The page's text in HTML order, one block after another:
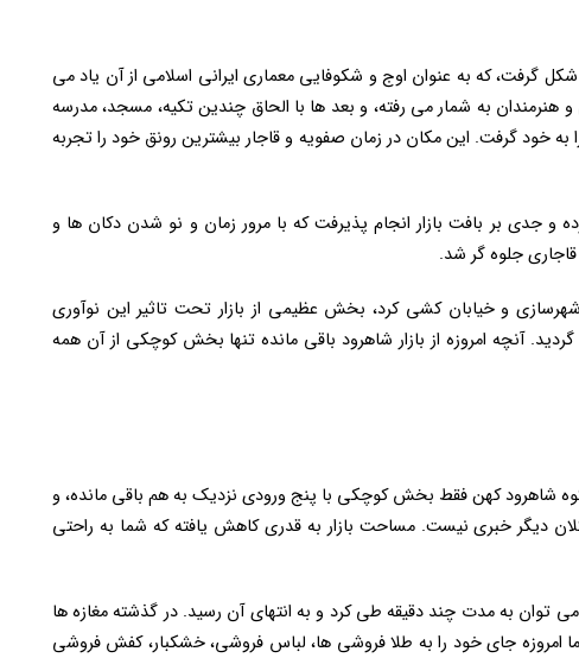
گرفت، که به عنوان اوج و شکوفایی معماری ایرانی اسلامی از آن یاد می
به شمار می رفته، و بعد ها با الحاق چندین تکیه، مسجد، مدرسه
به خود گرفت. این مکان در زمان صفویه و قاجار بیشترین رونق خود را تجربه
و جدی بر بافت بازار انجام پذیرفت که با مرور زمان و نو شدن دکان ها و
جلوه گر شد.
و خیابان کشی کرد، بخش عظیمی از بازار تحت تاثیر این نوآوری
آنچه امروزه از بازار شاهرود باقی مانده تنها بخش کوچکی از آن همه
شاهرود کهن فقط بخش کوچکی با پنج ورودی نزدیک به هم باقی مانده، و
دیگر خبری نیست. مساحت بازار به قدری کاهش یافته که شما به راحتی
می توان به مدت چند دقیقه طی کرد و به انتهای آن رسید. در گذشته مغازه ها
امروزه جای خود را به طلا فروشی ها، لباس فروشی، خشکبار، کفش فروشی